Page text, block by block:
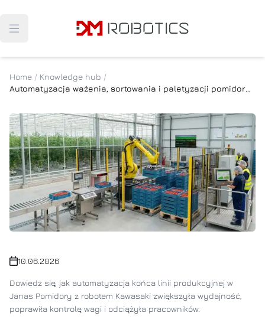
Open main menu
Home / Knowledge hub /
Automatyzacja ważenia, sortowania i paletyzacji pomidorów malinowych – case study DM Robotics
10.06.2026
Dowiedz się, jak automatyzacja końca linii produkcyjnej w
Janas Pomidory z robotem Kawasaki zwiększyła wydajność,
poprawiła kontrolę wagi i odciążyła pracowników.